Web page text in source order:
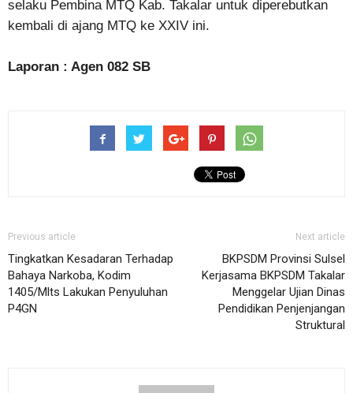
selaku Pembina MTQ Kab. Takalar untuk diperebutkan
kembali di ajang MTQ ke XXIV ini.
Laporan : Agen 082 SB
Previous article
Tingkatkan Kesadaran Terhadap
Bahaya Narkoba, Kodim
1405/Mlts Lakukan Penyuluhan
P4GN
Next article
BKPSDM Provinsi Sulsel
Kerjasama BKPSDM Takalar
Menggelar Ujian Dinas
Pendidikan Penjenjangan
Struktural